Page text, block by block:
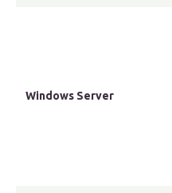
Windows Server